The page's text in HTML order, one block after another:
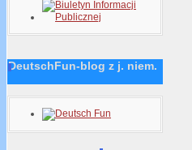
DeutschFun-blog z j. niem.